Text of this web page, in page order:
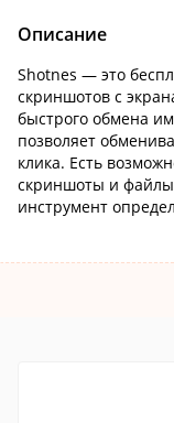
Описание
Shotnes — это
скриншотов с
быстрого обмена
позволяет
клика. Есть
скриншоты и файлы
инструмент